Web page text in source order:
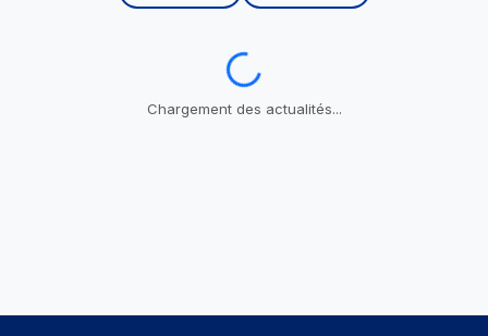
Chargement...
Chargement des actualités...